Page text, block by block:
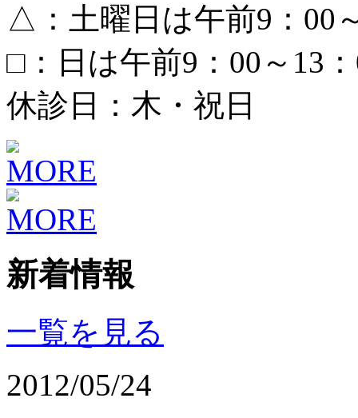
△：土曜日は午前9：00
□：日は午前9：00～13
休診日：木・祝日
新着情報
一覧を見る
2012/05/24